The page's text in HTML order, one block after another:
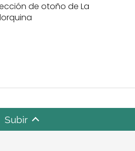
de otoño de La
Subir